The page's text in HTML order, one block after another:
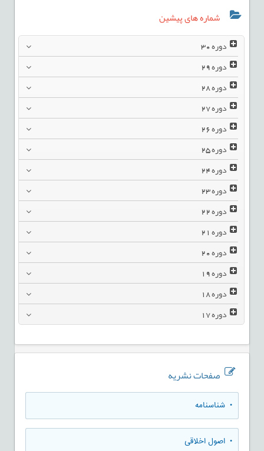
شماره های پیشین
دوره30
دوره29
دوره28
دوره27
دوره26
دوره25
دوره24
دوره23
دوره22
دوره21
دوره20
دوره19
دوره18
دوره17
صفحات نشریه
• شناسنامه
• اصول اخلاقی